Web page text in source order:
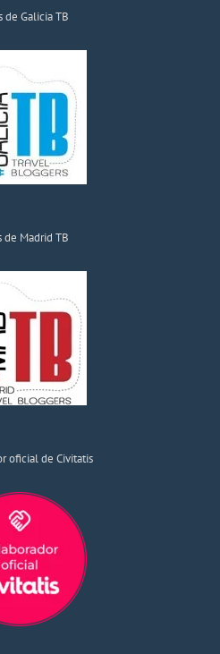
de Galicia TB
de Madrid TB
oficial de Civitatis